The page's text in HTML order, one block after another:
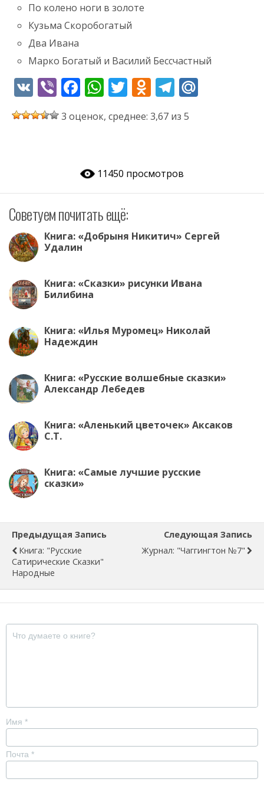
По колено ноги в золоте
Кузьма Скоробогатый
Два Ивана
Марко Богатый и Василий Бессчастный
V
K
Vi
b
er
F
e
o
o
k
W
at
p
p
T
itt
O
d
n
as
s
ki
T
el
e
m
3 оценок, среднее: 3,67 из 5
11450 просмотров
Советуем почитать ещё:
Книга: «Добрыня Никитич» Сергей
Удалин
Книга: «Сказки» рисунки Ивана
Билибина
Книга: «Илья Муромец» Николай
Надеждин
Книга: «Русские волшебные сказки»
Александр Лебедев
Книга: «Аленький цветочек» Аксаков
С.Т.
Книга: «Самые лучшие русские
сказки»
Предыдущая Запись
Книга: "Русские
Сатирические Сказки"
Народные
Следующая Запись
Журнал: "Чаггингтон №7"
Имя *
Почта *